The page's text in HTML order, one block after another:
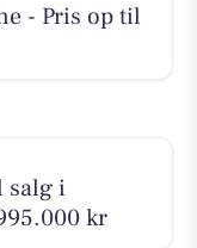
- Pris op til
salg i
kr